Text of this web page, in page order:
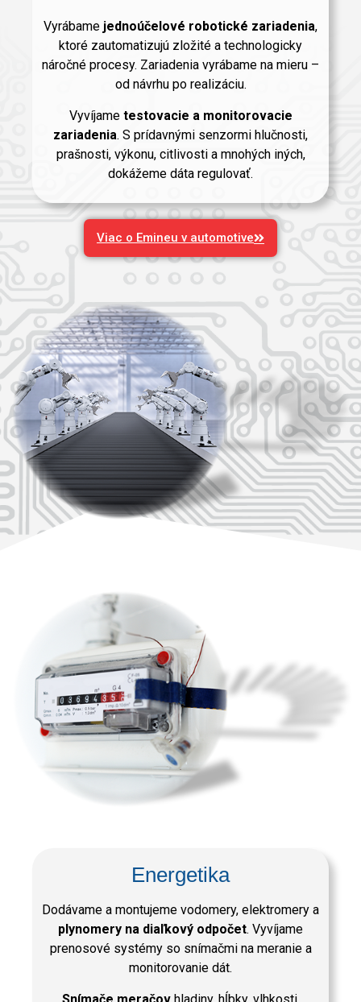
Vyrábame jednoúčelové robotické zariadenia,
ktoré zautomatizujú zložité a technologicky
náročné procesy. Zariadenia vyrábame na mieru –
od návrhu po realizáciu.
Vyvíjame testovacie a monitorovacie
zariadenia. S prídavnými senzormi hlučnosti,
prašnosti, výkonu, citlivosti a mnohých iných,
dokážeme dáta regulovať.
Viac o Emineu v automotive
Energetika
Dodávame a montujeme vodomery, elektromery a
plynomery na diaľkový odpočet. Vyvíjame
prenosové systémy so snímačmi na meranie a
monitorovanie dát.
Snímače meračov hladiny, hĺbky, vlhkosti,